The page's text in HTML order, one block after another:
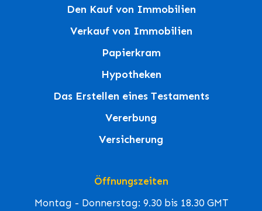
Den Kauf von Immobilien
Verkauf von Immobilien
Papierkram
Hypotheken
Das Erstellen eines Testaments
Vererbung
Versicherung
Öffnungszeiten
Montag - Donnerstag: 9.30 bis 18.30 GMT